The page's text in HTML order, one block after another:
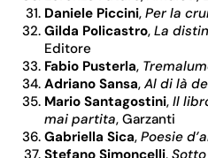
Daniele Piccini, Per la
Gilda Policastro, La
Editore
Fabio Pusterla,
Adriano Sansa, Al di là
Mario Santagostini, Il
mai partita, Garzanti
Gabriella Sica, Poesie